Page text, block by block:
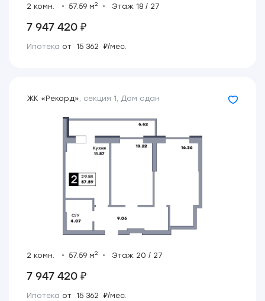
2 комн. 57.59 м2 Этаж 18 / 27
7 947 420 ₽
Ипотека от 15 362 ₽/мес.
ЖК «Рекорд», секция 1, Дом сдан
2 комн. 57.59 м2 Этаж 20 / 27
7 947 420 ₽
Ипотека от 15 362 ₽/мес.